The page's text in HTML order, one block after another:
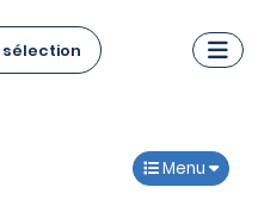
sélection
Menu